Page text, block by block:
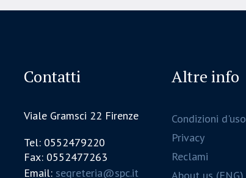
Contatti
Viale Gramsci 22 Firenze
Tel: 0552479220
Fax: 0552477263
Email: segreteria@spc.it
Altre info
Condizioni d'uso
Privacy
Reclami